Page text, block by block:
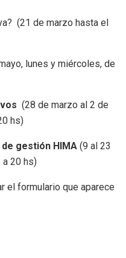
(21 de marzo hasta el
lunes y miércoles, de
(28 de marzo al 2 de
hs)
gestión HIMA (9 al 23
a 20 hs)
el formulario que aparece